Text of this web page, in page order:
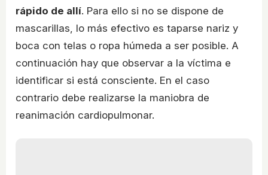
rápido de allí. Para ello si no se dispone de
mascarillas, lo más efectivo es taparse nariz y
boca con telas o ropa húmeda a ser posible. A
continuación hay que observar a la víctima e
identificar si está consciente. En el caso
contrario debe realizarse la maniobra de
reanimación cardiopulmonar.